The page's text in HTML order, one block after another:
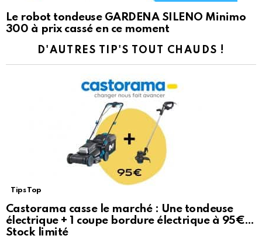
Le robot tondeuse GARDENA SILENO Minimo
300 à prix cassé en ce moment
D'AUTRES TIP'S TOUT CHAUDS !
Tips Top
Castorama casse le marché : Une tondeuse
électrique + 1 coupe bordure électrique à 95€…
Stock limité